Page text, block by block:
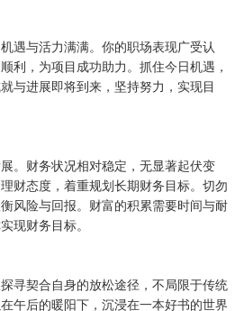
遇与活力满满。你的职场表现广受认
利，为项目成功助力。抓住今日机遇，
与进展即将到来，坚持努力，实现目
。财务状况相对稳定，无显著起伏变
财态度，着重规划长期财务目标。切勿
风险与回报。财富的积累需要时间与耐
现财务目标。
寻契合自身的放松途径，不局限于传统
午后的暖阳下，沉浸在一本好书的世界